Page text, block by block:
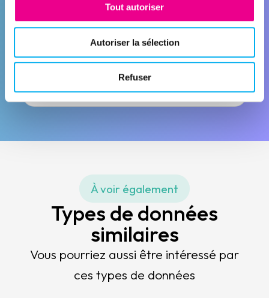
Tout autoriser
Autoriser la sélection
Refuser
ANALYTICS
Visualisez, analysez et pilotez
À voir également
Types de données
similaires
Vous pourriez aussi être intéressé par
ces types de données